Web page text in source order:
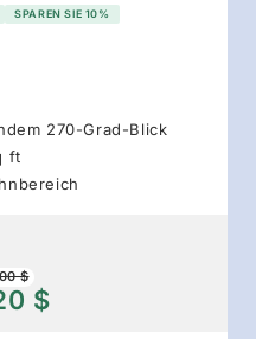
SPAREN SIE 10%
270-Grad-Blick
ft
$
$